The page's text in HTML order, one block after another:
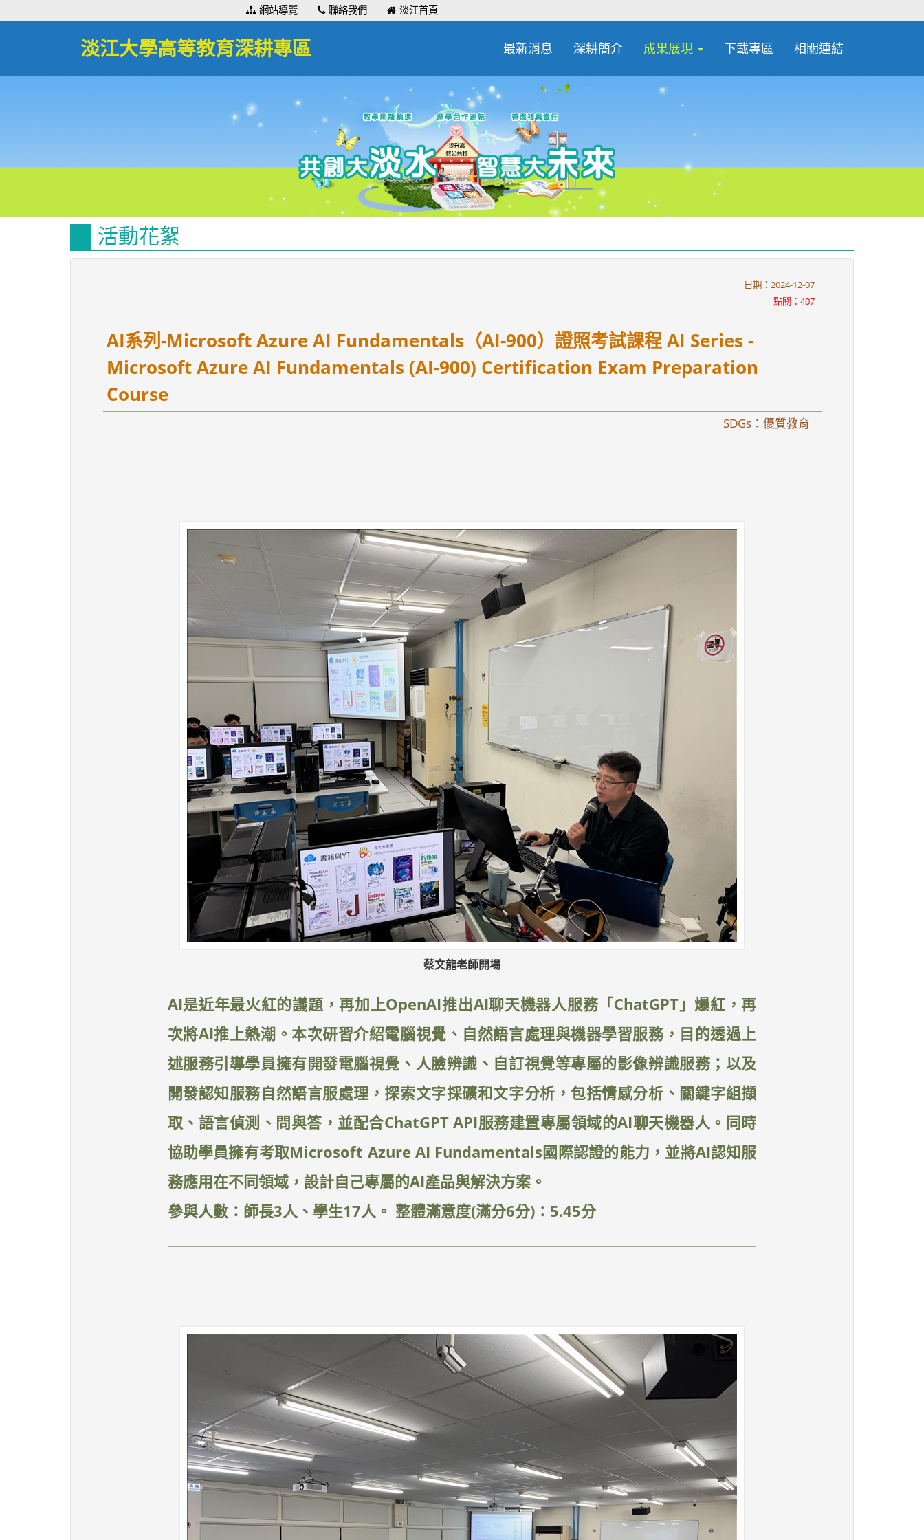
網站導覽 聯絡我們 淡江首頁
淡江大學高等教育深耕專區 最新消息 深耕簡介 成果展現 下載專區 相關連結
活動花絮
日期：2024-12-07
點閱：407
AI系列-Microsoft Azure AI Fundamentals（AI-900）證照考試課程 AI Series -
Microsoft Azure AI Fundamentals (AI-900) Certification Exam Preparation
Course
SDGs：優質教育
蔡文龍老師開場
AI是近年最火紅的議題，再加上OpenAI推出AI聊天機器人服務「ChatGPT」爆紅，再
次將AI推上熱潮。本次研習介紹電腦視覺、自然語言處理與機器學習服務，目的透過上
述服務引導學員擁有開發電腦視覺、人臉辨識、自訂視覺等專屬的影像辨識服務；以及
開發認知服務自然語言服處理，探索文字採礦和文字分析，包括情感分析、關鍵字組擷
取、語言偵測、問與答，並配合ChatGPT API服務建置專屬領域的AI聊天機器人。同時
協助學員擁有考取Microsoft Azure AI Fundamentals國際認證的能力，並將AI認知服
務應用在不同領域，設計自己專屬的AI產品與解決方案。
參與人數：師長3人、學生17人。 整體滿意度(滿分6分)：5.45分